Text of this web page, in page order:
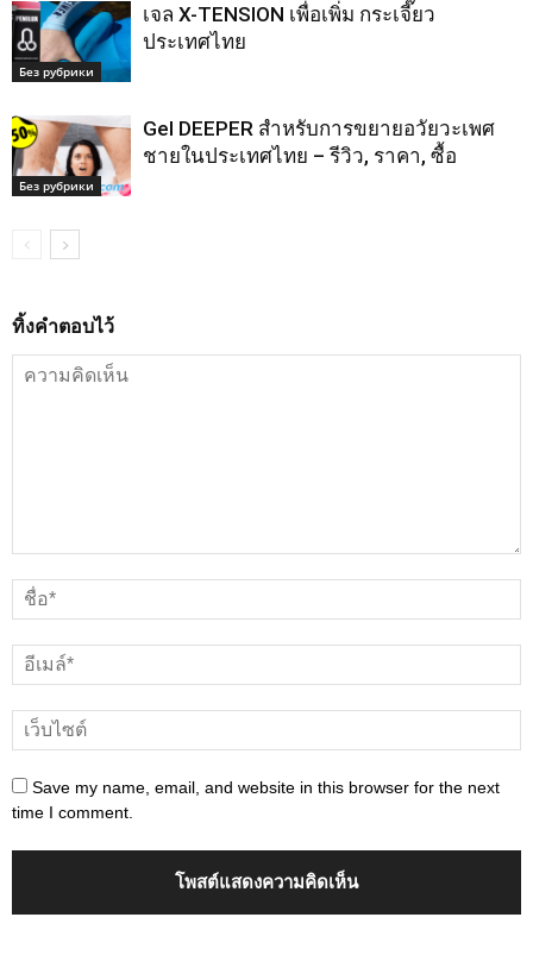
Без рубрики
เจล X-TENSION เพื่อเพิ่ม กระเจี๊ยว
ประเทศไทย
Без рубрики
Gel DEEPER สำหรับการขยายอวัยวะเพศ
ชายในประเทศไทย – รีวิว, ราคา, ซื้อ
ทิ้งคำตอบไว้
Save my name, email, and website in this browser for the next
time I comment.